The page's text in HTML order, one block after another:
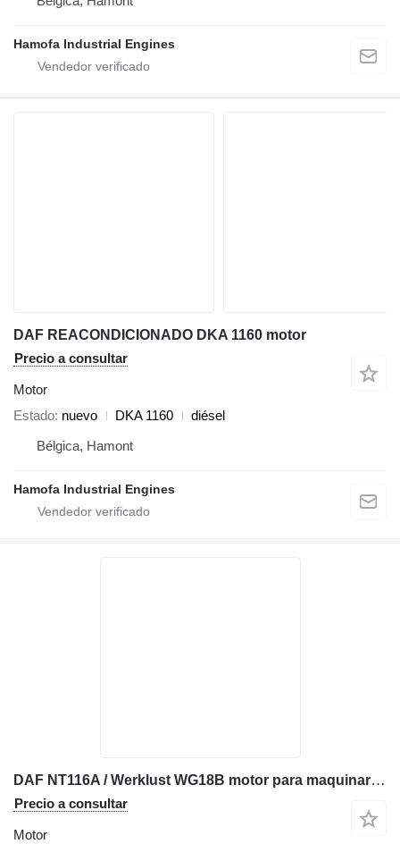
Hamofa Industrial Engines
DAF REACONDICIONADO DKA 1160 motor
Precio a consultar
Motor
Estado nuevo DKA 1160
diésel
Bélgica, Hamont
Hamofa Industrial Engines
DAF NT116A / Werklust WG18B motor para maquinaria de construcción
Precio a consultar
Motor